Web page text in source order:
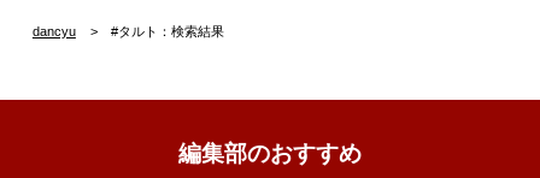
dancyu #タルト：検索結果
編集部のおすすめ